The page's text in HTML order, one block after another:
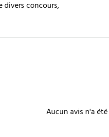
divers concours,
Aucun avis n'a